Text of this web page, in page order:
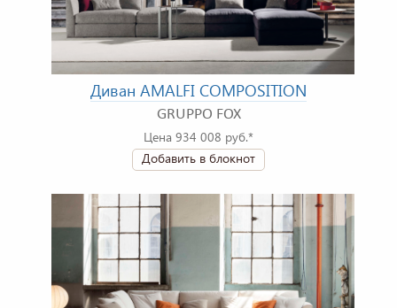
Диван AMALFI COMPOSITION
GRUPPO FOX
Цена 934 008 руб.*
Добавить в блокнот